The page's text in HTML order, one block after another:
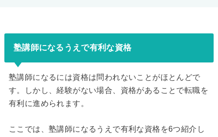
塾講師になるうえで有利な資格
塾講師になるには資格は問われないことがほとんどで
す。しかし、経験がない場合、資格があることで転職を
有利に進められます。
ここでは、塾講師になるうえで有利な資格を6つ紹介し